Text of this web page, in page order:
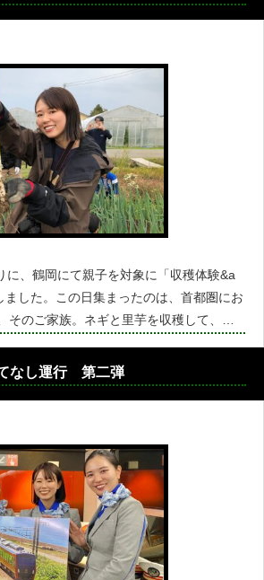
に、鶴岡にて親子を対象に「収穫体験&a
ました。この日集まったのは、首都圏にお
そのご家族。ネギと里芋を収穫して、芋
業に活用する「つるおかコンポスト」。
なし運行 第二弾